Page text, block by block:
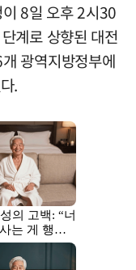
8일 오후 2시30
계로 상향된 대전
광역지방정부에
.